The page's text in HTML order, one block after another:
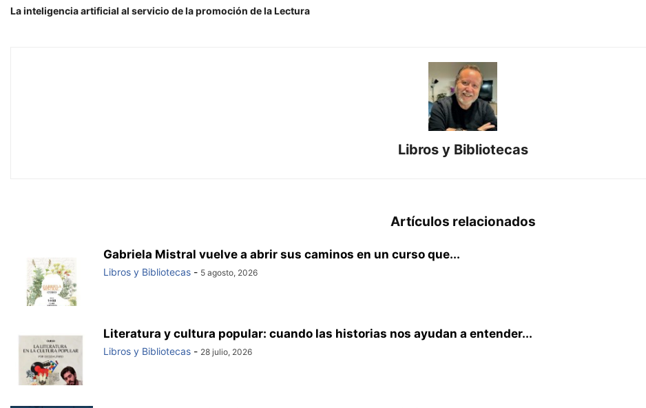
La inteligencia artificial al servicio de la promoción de la Lectura
Libros y Bibliotecas
Artículos relacionados
Gabriela Mistral vuelve a abrir sus caminos en un curso que...
Libros y Bibliotecas - 5 agosto, 2026
Literatura y cultura popular: cuando las historias nos ayudan a entender...
Libros y Bibliotecas - 28 julio, 2026